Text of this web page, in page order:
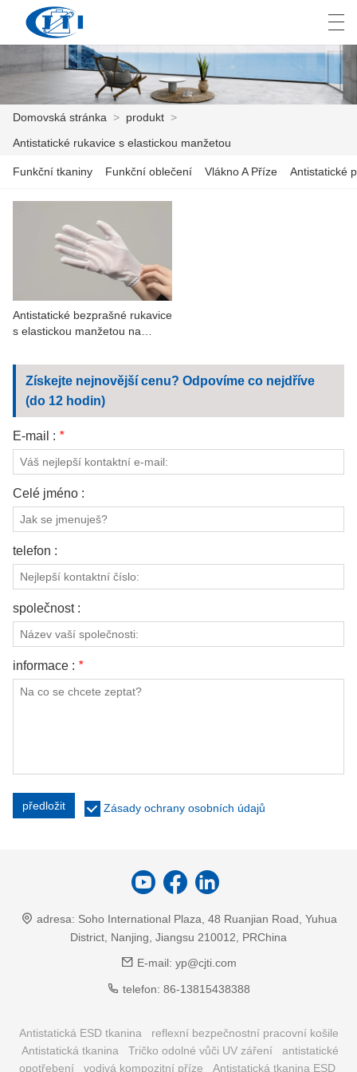
PŘIZPŮSOBENÍ
PRŮMYSL
KONTAKTUJTE NÁS
VIDEA
العربية česky Deutsch
Domovská stránka > produkt >
Antistatické rukavice s elastickou manžetou
Funkční tkaniny Funkční oblečení Vlákno A Příze Antistatické
Antistatické bezprašné rukavice
s elastickou manžetou na
Získejte nejnovější cenu? Odpovíme co nejdříve
(do 12 hodin)
E-mail : *
Celé jméno :
telefon :
společnost :
informace : *
předložit Zásady ochrany osobních údajů
adresa: Soho International Plaza, 48 Ruanjian Road, Yuhua
District, Nanjing, Jiangsu 210012, PRChina
E-mail: yp@cjti.com
telefon: 86-13815438388
Antistatická ESD tkanina
reflexní bezpečnostní pracovní košile
Antistatická tkanina
Tričko odolné vůči UV záření
antistatické
opotřebení
vodivá kompozitní příze Antistatická tkanina ESD